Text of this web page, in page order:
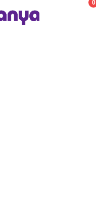
0